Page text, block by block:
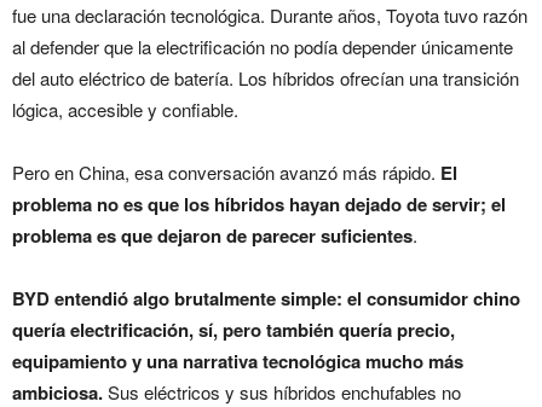
fue una declaración tecnológica. Durante años, Toyota tuvo razón
al defender que la electrificación no podía depender únicamente
del auto eléctrico de batería. Los híbridos ofrecían una transición
lógica, accesible y confiable.
Pero en China, esa conversación avanzó más rápido. El
problema no es que los híbridos hayan dejado de servir; el
problema es que dejaron de parecer suficientes.
BYD entendió algo brutalmente simple: el consumidor chino
quería electrificación, sí, pero también quería precio,
equipamiento y una narrativa tecnológica mucho más
ambiciosa.Sus eléctricos y sus híbridos enchufables no